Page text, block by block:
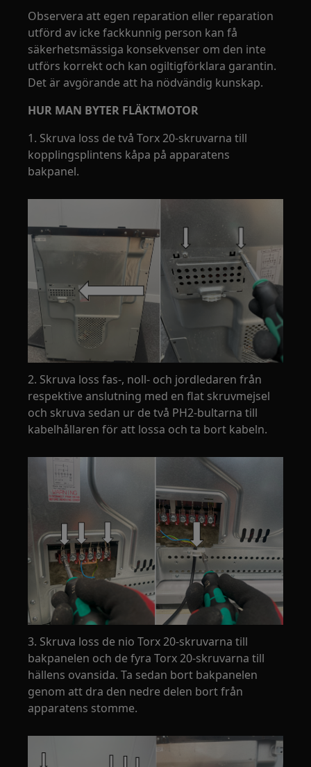
Observera att egen reparation eller reparation
utförd av icke fackkunnig person kan få
säkerhetsmässiga konsekvenser om den inte
utförs korrekt och kan ogiltigförklara garantin.
Det är avgörande att ha nödvändig kunskap.
HUR MAN BYTER FLÄKTMOTOR
1. Skruva loss de två Torx 20-skruvarna till
kopplingsplintens kåpa på apparatens
bakpanel.
2. Skruva loss fas-, noll- och jordledaren från
respektive anslutning med en flat skruvmejsel
och skruva sedan ur de två PH2-bultarna till
kabelhållaren för att lossa och ta bort kabeln.
3. Skruva loss de nio Torx 20-skruvarna till
bakpanelen och de fyra Torx 20-skruvarna till
hällens ovansida. Ta sedan bort bakpanelen
genom att dra den nedre delen bort från
apparatens stomme.